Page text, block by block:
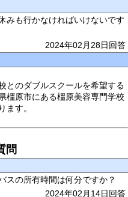
みも行かなければいけないです
2024年02月28日回答
とのダブルスクールを希望する
橿原市にある橿原美容専門学校
ます。
問
スの所有時間は何分ですか？
2024年02月14日回答